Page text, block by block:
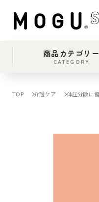
商品カテゴリー
CATEGORY
TOP 介護ケア 体圧分散に